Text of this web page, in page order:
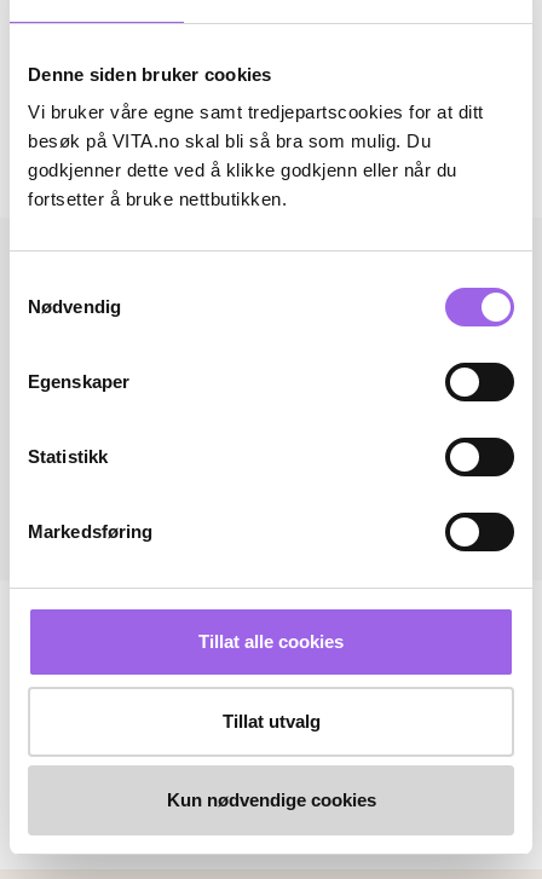
Denne siden bruker cookies
Vi bruker våre egne samt tredjepartscookies for at ditt
besøk på VITA.no skal bli så bra som mulig. Du
godkjenner dette ved å klikke godkjenn eller når du
fortsetter å bruke nettbutikken.
Nødvendig
Egenskaper
Statistikk
Markedsføring
Tillat alle cookies
Tillat utvalg
Kun nødvendige cookies
Ingredienser
Artikkelnummer: 240705068
Omtaler
Andre har også kjøpt..